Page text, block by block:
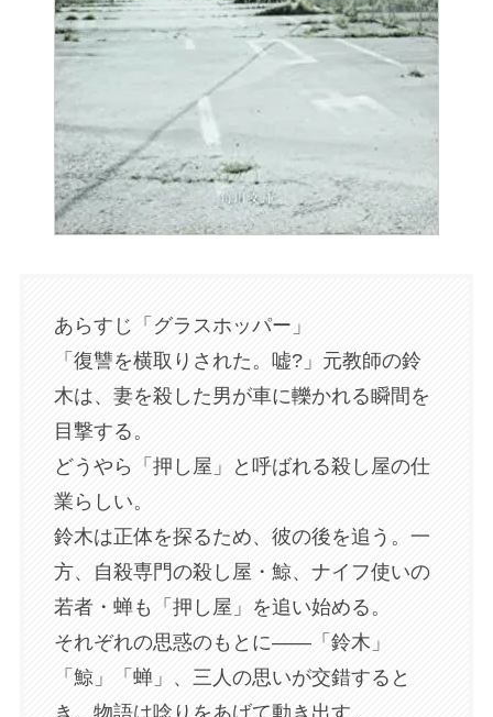
あらすじ「グラスホッパー」
「復讐を横取りされた。嘘?」元教師の鈴
木は、妻を殺した男が車に轢かれる瞬間を
目撃する。
どうやら「押し屋」と呼ばれる殺し屋の仕
業らしい。
鈴木は正体を探るため、彼の後を追う。一
方、自殺専門の殺し屋・鯨、ナイフ使いの
若者・蝉も「押し屋」を追い始める。
それぞれの思惑のもとに――「鈴木」
「鯨」「蝉」、三人の思いが交錯すると